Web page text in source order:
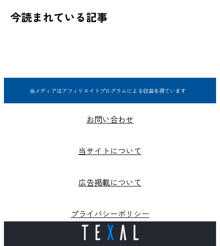
今読まれている記事
当メディアはアフィリエイトプログラムによる収益を得ています
お問い合わせ
当サイトについて
広告掲載について
プライバシーポリシー